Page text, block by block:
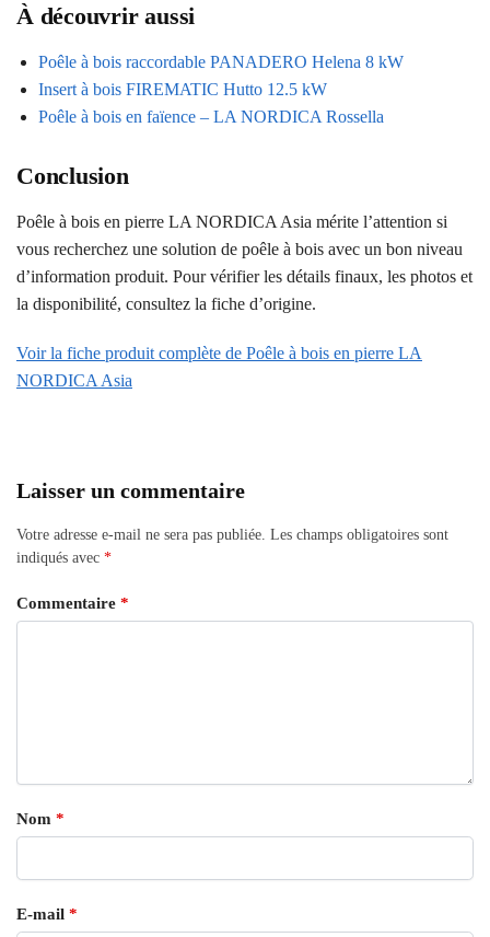
À découvrir aussi
Poêle à bois raccordable PANADERO Helena 8 kW
Insert à bois FIREMATIC Hutto 12.5 kW
Poêle à bois en faïence – LA NORDICA Rossella
Conclusion
Poêle à bois en pierre LA NORDICA Asia mérite l’attention si
vous recherchez une solution de poêle à bois avec un bon niveau
d’information produit. Pour vérifier les détails finaux, les photos et
la disponibilité, consultez la fiche d’origine.
Voir la fiche produit complète de Poêle à bois en pierre LA
NORDICA Asia
Laisser un commentaire
Votre adresse e-mail ne sera pas publiée. Les champs obligatoires sont
indiqués avec *
Commentaire *
Nom *
E-mail *